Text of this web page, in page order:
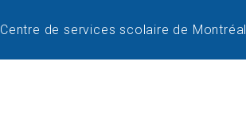
Centre de services scolaire de Montréal